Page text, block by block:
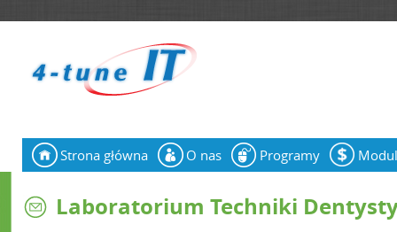
Laboratorium Techniki
N
w
Strona główna O nas Programy